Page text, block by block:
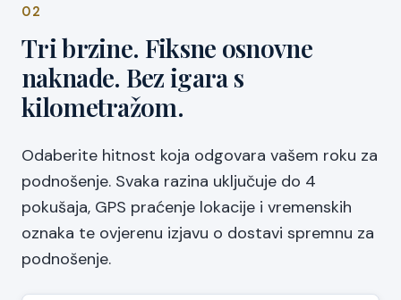
02
Tri brzine. Fiksne osnovne
naknade. Bez igara s
kilometražom.
Odaberite hitnost koja odgovara vašem roku za
podnošenje. Svaka razina uključuje do 4
pokušaja, GPS praćenje lokacije i vremenskih
oznaka te ovjerenu izjavu o dostavi spremnu za
podnošenje.